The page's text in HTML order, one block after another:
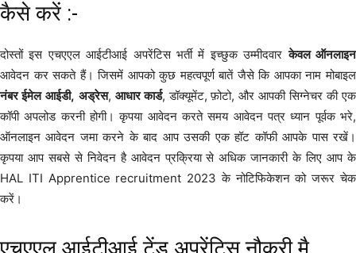
कैसे करें :-
दोस्तों इस एचएएल आईटीआई अपरेंटिस भर्ती में इच्छुक उम्मीदवारकेवल ऑनलाइन
आवेदन कर सकते हैं। जिसमें आपको कुछ महत्वपूर्ण बातें जैसे कि आपका नाम मोबाइल
नंबर ईमेल आईडी, अड्रेस, आधार कार्ड, डॉक्यूमेंट, फ़ोटो, और आपकी सिग्नेचर की एक
कॉपी अपलोड करनी होगी। कृपया आवेदन करते समय आवेदन पत्र ध्यान पूर्वक भरे,
ऑनलाइन आवेदन जमा करने के बाद आप उसकी एक हॉट कॉफी आपके पास रखें।
कृपया आप सबसे से निवेदन है आवेदन प्रक्रिया से अधिक जानकारी के लिए आप के
HAL ITI Apprentice recruitment 2023 के नोटिफिकेशन को जरूर चेक
करें।